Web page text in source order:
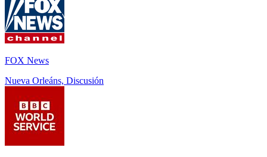
FOX News
Nueva Orleáns, Discusión